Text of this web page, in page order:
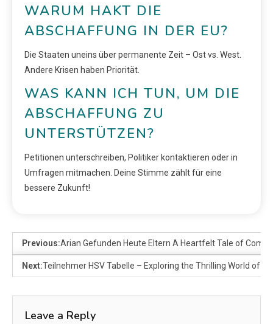
WARUM HAKT DIE
ABSCHAFFUNG IN DER EU?
Die Staaten uneins über permanente Zeit – Ost vs. West.
Andere Krisen haben Priorität.
WAS KANN ICH TUN, UM DIE
ABSCHAFFUNG ZU
UNTERSTÜTZEN?
Petitionen unterschreiben, Politiker kontaktieren oder in
Umfragen mitmachen. Deine Stimme zählt für eine
bessere Zukunft!
Previous:Arian Gefunden Heute Eltern A Heartfelt Tale of
Next:Teilnehmer HSV Tabelle – Exploring the Thrilling World of
Leave a Reply